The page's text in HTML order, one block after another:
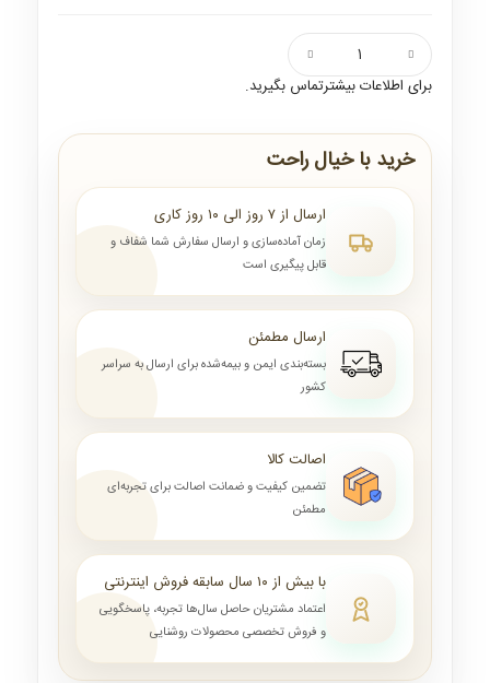
برای اطلاعات بیشترتماس بگیرید.
خرید با خیال راحت
ارسال از ۷ روز الی ۱۰ روز کاری
زمان آماده‌سازی و ارسال سفارش شما شفاف و
قابل پیگیری است
ارسال مطمئن
بسته‌بندی ایمن و بیمه‌شده برای ارسال به سراسر
کشور
اصالت کالا
تضمین کیفیت و ضمانت اصالت برای تجربه‌ای
مطمئن
با بیش از ۱۰ سال سابقه فروش اینترنتی
اعتماد مشتریان حاصل سال‌ها تجربه، پاسخگویی
و فروش تخصصی محصولات روشنایی